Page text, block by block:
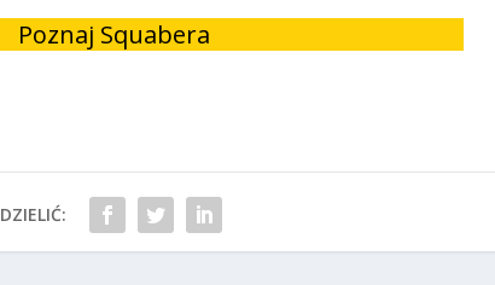
Poznaj Squabera
DZIELIĆ: